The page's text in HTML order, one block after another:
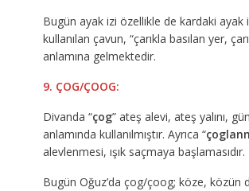
Bugün ayak izi özellikle de kardaki ayak
kullanılan çavun, “çarıkla basılan yer,
anlamına gelmektedir.
9. ÇOG/ÇOOG:
Divanda “çog” ateş alevi, ateş yalını,
anlamında kullanılmıştır. Ayrıca “
alevlenmesi, ışık saçmaya başlamasıdır.
Bugün Oğuz’da çog/çoog; köze, közün